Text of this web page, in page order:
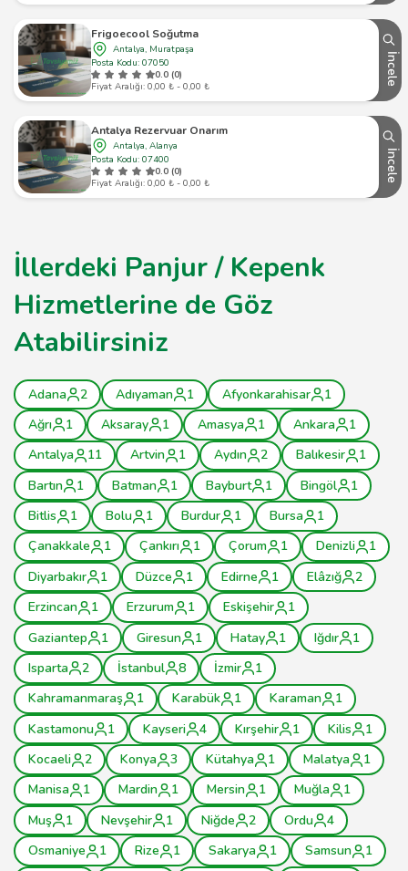
Frigoecool Soğutma
Antalya, Muratpaşa
Posta Kodu: 07050
0.0 (0)
Fiyat Aralığı: 0,00 ₺ - 0,00 ₺
İncele
Antalya Rezervuar Onarım
Antalya, Alanya
Posta Kodu: 07400
0.0 (0)
Fiyat Aralığı: 0,00 ₺ - 0,00 ₺
İncele
İllerdeki Panjur / Kepenk
Hizmetlerine de Göz
Atabilirsiniz
Adana 2 Adıyaman 1 Afyonkarahisar
1
Ağrı
1 Aksaray 1 Amasya 1 Ankara
1
Antalya
11 Artvin 1 Aydın 2 Balıkesir
1
Bartın
1 Batman 1 Bayburt 1 Bingöl
1
Bitlis
1 Bolu 1 Burdur 1 Bursa
1
Çanakkale
1 Çankırı 1 Çorum 1 Denizli
1
Diyarbakır
1 Düzce 1 Edirne 1 Elâzığ
2
Erzincan
1 Erzurum 1 Eskişehir
1
Gaziantep
1 Giresun 1 Hatay 1 Iğdır
1
Isparta
2 İstanbul 8 İzmir
1
Kahramanmaraş
1 Karabük 1 Karaman
1
Kastamonu
1 Kayseri 4 Kırşehir 1 Kilis
1
Kocaeli
2 Konya 3 Kütahya 1 Malatya
1
Manisa
1 Mardin 1 Mersin 1 Muğla
1
Muş
1 Nevşehir 1 Niğde 2 Ordu
4
Osmaniye
1 Rize 1 Sakarya 1 Samsun
1